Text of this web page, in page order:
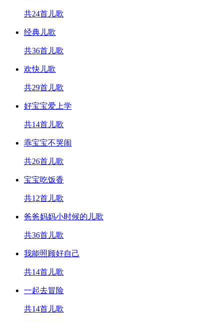
共24首儿歌
经典儿歌
共36首儿歌
欢快儿歌
共29首儿歌
好宝宝爱上学
共14首儿歌
乖宝宝不哭闹
共26首儿歌
宝宝吃饭香
共12首儿歌
爸爸妈妈小时候的儿歌
共36首儿歌
我能照顾好自己
共14首儿歌
一起去冒险
共14首儿歌